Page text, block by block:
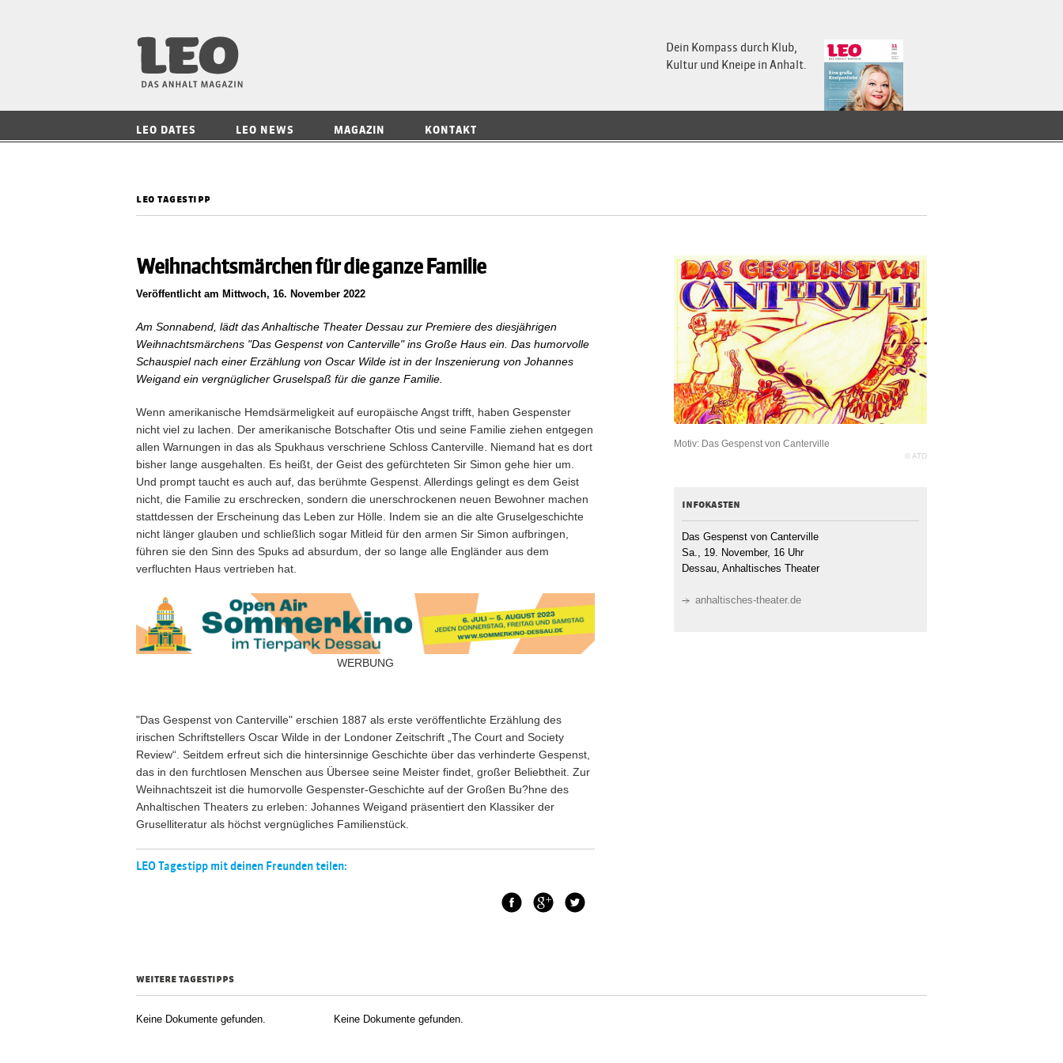
Dein Kompass durch Klub,
Kultur und Kneipe in Anhalt.
LEO DATES LEO NEWS MAGAZIN KONTAKT
leo tagestipp
Motiv: Das Gespenst von Canterville
© ATD
Weihnachtsmärchen für die ganze Familie
Veröffentlicht am Mittwoch, 16. November 2022
Am Sonnabend, lädt das Anhaltische Theater Dessau zur Premiere des diesjährigen
Weihnachtsmärchens "Das Gespenst von Canterville" ins Große Haus ein. Das humorvolle
Schauspiel nach einer Erzählung von Oscar Wilde ist in der Inszenierung von Johannes
Weigand ein vergnüglicher Gruselspaß für die ganze Familie.
Wenn amerikanische Hemdsärmeligkeit auf europäische Angst trifft, haben Gespenster
nicht viel zu lachen. Der amerikanische Botschafter Otis und seine Familie ziehen entgegen
allen Warnungen in das als Spukhaus verschriene Schloss Canterville. Niemand hat es dort
bisher lange ausgehalten. Es heißt, der Geist des gefürchteten Sir Simon gehe hier um.
Und prompt taucht es auch auf, das berühmte Gespenst. Allerdings gelingt es dem Geist
nicht, die Familie zu erschrecken, sondern die unerschrockenen neuen Bewohner machen
stattdessen der Erscheinung das Leben zur Hölle. Indem sie an die alte Gruselgeschichte
nicht länger glauben und schließlich sogar Mitleid für den armen Sir Simon aufbringen,
führen sie den Sinn des Spuks ad absurdum, der so lange alle Engländer aus dem
verfluchten Haus vertrieben hat.
WERBUNG
"Das Gespenst von Canterville" erschien 1887 als erste veröffentlichte Erzählung des
irischen Schriftstellers Oscar Wilde in der Londoner Zeitschrift „The Court and Society
Review“. Seitdem erfreut sich die hintersinnige Geschichte über das verhinderte Gespenst,
das in den furchtlosen Menschen aus Übersee seine Meister findet, großer Beliebtheit. Zur
Weihnachtszeit ist die humorvolle Gespenster-Geschichte auf der Großen Bu?hne des
Anhaltischen Theaters zu erleben: Johannes Weigand präsentiert den Klassiker der
Gruselliteratur als höchst vergnügliches Familienstück.
LEO Tagestipp mit deinen Freunden teilen:
FacebookGoogle+
infokasten
Das Gespenst von Canterville
Sa., 19. November, 16 Uhr
Dessau, Anhaltisches Theater
anhaltisches-theater.de
weitere tagestipps
Keine Dokumente gefunden. Keine Dokumente gefunden.